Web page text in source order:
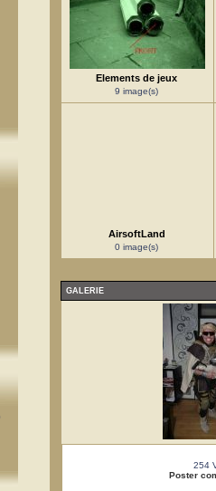
Elements de jeux
9 image(s)
AirsoftLand
0 image(s)
GALERIE
254
Poster